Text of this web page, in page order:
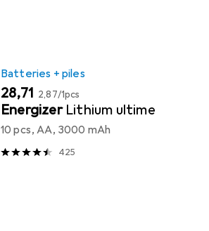
Batteries + piles
EUR
28,71 EUR
2,87/1pcs
Energizer Lithium ultime
10 pcs, AA, 3000 mAh
425